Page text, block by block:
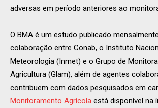
adversas em período anteriores ao
O BMA é um estudo publicado
colaboração entre Conab, o Instituto
Meteorologia (Inmet) e o Grupo de
Agricultura (Glam), além de agentes
contribuem com dados pesquisados em
Monitoramento Agrícola está disponível na